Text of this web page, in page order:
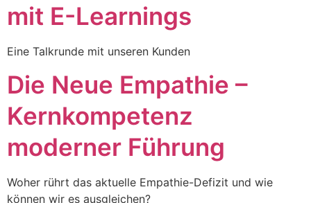
mit E-Learnings
Eine Talkrunde mit unseren Kunden
Die Neue Empathie –
Kernkompetenz
moderner Führung
Woher rührt das aktuelle Empathie-Defizit und wie
können wir es ausgleichen?